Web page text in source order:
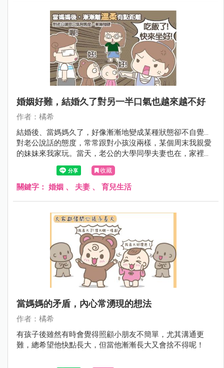
婚姻好難，結婚久了對另一半口氣也越來越不好
作者：橘希
結婚後、當媽媽久了，好像漸漸地變成某種狀態卻不自覺...
對老公說話的態度，常常跟對小孩沒兩樣，某個周末我親愛
的妹妹來我家玩。當天，老公的大學同學夫妻也在，家裡好
熱鬧，好多小孩子，共有五個孩子，我妹二個，朋友的是嫩
收藏
關鍵字： 婚姻 、 夫妻 、 育兒生活
當媽媽的矛盾，內心常湧現的想法
作者：橘希
有孩子後雖然有時會覺得照顧小朋友不簡單，尤其溝通更
難，總希望他快點長大，但當他漸漸長大又會捨不得呢！